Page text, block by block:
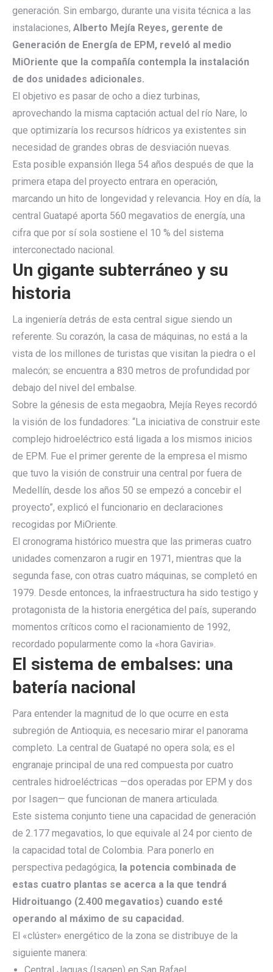
generación. Sin embargo, durante una visita técnica a las
instalaciones, Alberto Mejía Reyes, gerente de
Generación de Energía de EPM, reveló al medio
MiOriente que la compañía contempla la instalación
de dos unidades adicionales.
El objetivo es pasar de ocho a diez turbinas,
aprovechando la misma captación actual del río Nare, lo
que optimizaría los recursos hídricos ya existentes sin
necesidad de grandes obras de desviación nuevas.
Esta posible expansión llega 54 años después de que la
primera etapa del proyecto entrara en operación,
marcando un hito de longevidad y relevancia. Hoy en día, la
central Guatapé aporta 560 megavatios de energía, una
cifra que por sí sola sostiene el 10 % del sistema
interconectado nacional.
Un gigante subterráneo y su
historia
La ingeniería detrás de esta central sigue siendo un
referente. Su corazón, la casa de máquinas, no está a la
vista de los millones de turistas que visitan la piedra o el
malecón; se encuentra a 830 metros de profundidad por
debajo del nivel del embalse.
Sobre la génesis de esta megaobra, Mejía Reyes recordó
la visión de los fundadores: “La iniciativa de construir este
complejo hidroeléctrico está ligada a los mismos inicios
de EPM. Fue el primer gerente de la empresa el mismo
que tuvo la visión de construir una central por fuera de
Medellín, desde los años 50 se empezó a concebir el
proyecto”, explicó el funcionario en declaraciones
recogidas por MiOriente.
El cronograma histórico muestra que las primeras cuatro
unidades comenzaron a rugir en 1971, mientras que la
segunda fase, con otras cuatro máquinas, se completó en
1979. Desde entonces, la infraestructura ha sido testigo y
protagonista de la historia energética del país, superando
momentos críticos como el racionamiento de 1992,
recordado popularmente como la «hora Gaviria».
El sistema de embalses: una
batería nacional
Para entender la magnitud de lo que ocurre en esta
subregión de Antioquia, es necesario mirar el panorama
completo. La central de Guatapé no opera sola; es el
engranaje principal de una red compuesta por cuatro
centrales hidroeléctricas —dos operadas por EPM y dos
por Isagen— que funcionan de manera articulada.
Este sistema conjunto tiene una capacidad de generación
de 2.177 megavatios, lo que equivale al 24 por ciento de
la capacidad total de Colombia. Para ponerlo en
perspectiva pedagógica, la potencia combinada de
estas cuatro plantas se acerca a la que tendrá
Hidroituango (2.400 megavatios) cuando esté
operando al máximo de su capacidad.
El «clúster» energético de la zona se distribuye de la
siguiente manera: